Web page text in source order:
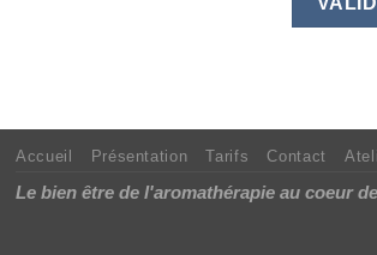
Accueil Présentation Tarifs Contact
Le bien être de l'aromathérapie au coeur